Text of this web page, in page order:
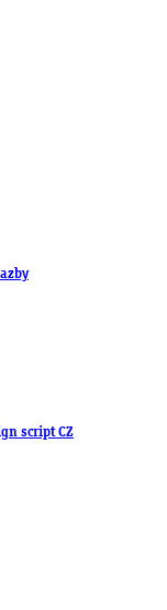
script CZ